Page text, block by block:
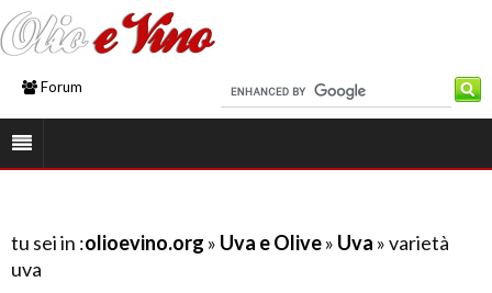
Forum
tu sei in :olioevino.org » Uva e Olive» Uva » varietà
uva